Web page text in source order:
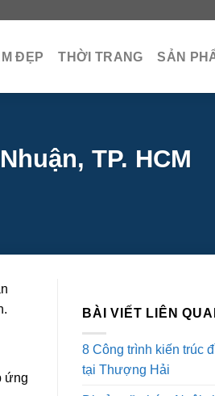
ĐẸP THỜI TRANG SẢN
TP. HCM
ứng
BÀI VIẾT LIÊN
8 Công trình kiến trúc
tại Thượng Hải